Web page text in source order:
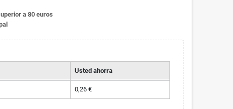
a 80 euros
Usted ahorra
0,26 €